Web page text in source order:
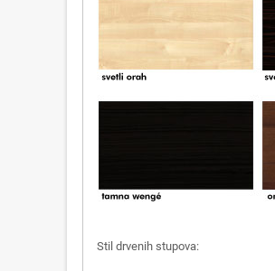
Stil drvenih stupova: